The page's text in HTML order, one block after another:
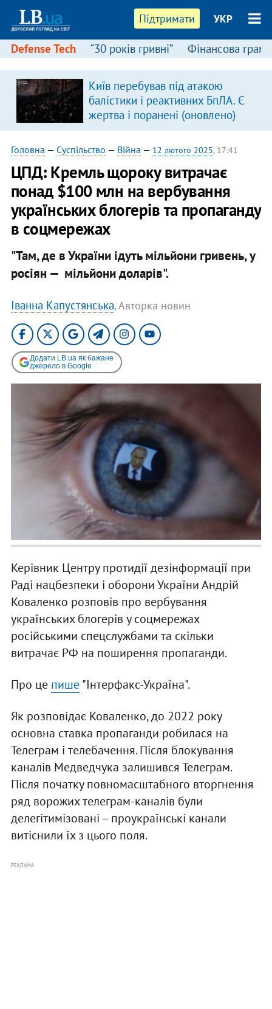
Підтримати УКР
Defense Tech “30 років гривні” Фінансова
Київ перебував під атакою
балістики і реактивних БпЛА. Є
жертва і поранені (оновлено)
Головна — Суспільство — Війна — 12 лютого 2025, 17:41
ЦПД: Кремль щороку витрачає
понад $100 млн на вербування
українських блогерів та пропаганду
в соцмережах
"Там, де в України ідуть мільйони гривень, у
росіян — мільйони доларів".
Іванна Капустянська, Авторка новин
Додати LB.ua як бажане
джерело в Google
Керівник Центру протидії дезінформації при
Раді нацбезпеки і оборони України Андрій
Коваленко розповів про вербування
українських блогерів у соцмережах
російськими спецслужбами та скільки
витрачає РФ на поширення пропаганди.
Про це пише"Інтерфакс-Україна".
Як розповідає Коваленко, до 2022 року
основна ставка пропаганди робилася на
Телеграм і телебачення. Після блокування
каналів Медведчука залишився Телеграм.
Після початку повномасштабного вторгнення
ряд ворожих телеграм-каналів були
делегітимізовані – проукраїнські канали
витіснили їх з цього поля.
РЕКЛАМА